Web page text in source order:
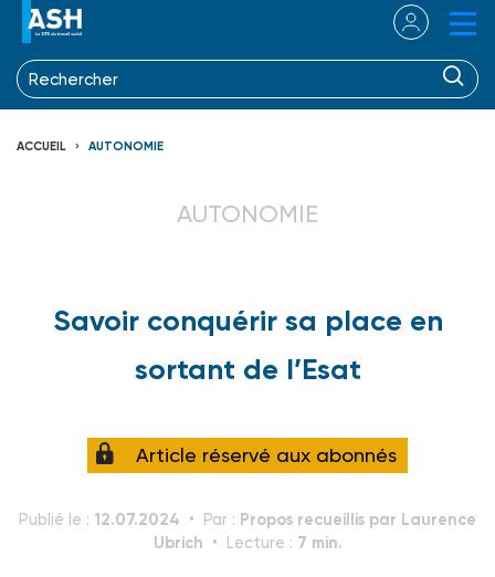
ACCUEIL AUTONOMIE
AUTONOMIE
Savoir conquérir sa place en
sortant de l’Esat
Article réservé aux abonnés
Publié le : 12.07.2024 Par : Propos recueillis par Laurence
Ubrich
Lecture : 7 min.